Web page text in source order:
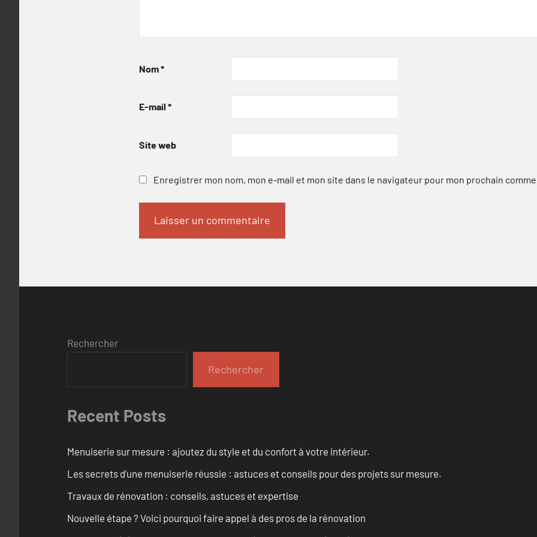
Nom*
E-mail *
Site web
Enregistrer mon nom, mon e-mail et mon site dans le navigateur pour mon prochain
Rechercher
Rechercher
Recent Posts
Menuiserie sur mesure : ajoutez du style et du confort à votre intérieur.
Les secrets d’une menuiserie réussie : astuces et conseils pour des projets sur mesure.
Travaux de rénovation : conseils, astuces et expertise
Nouvelle étape ? Voici pourquoi faire appel à des pros de la rénovation